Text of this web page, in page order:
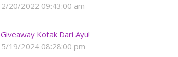
2/20/2022 09:43:00 am
Giveaway Kotak Dari Ayu!
5/19/2024 08:28:00 pm